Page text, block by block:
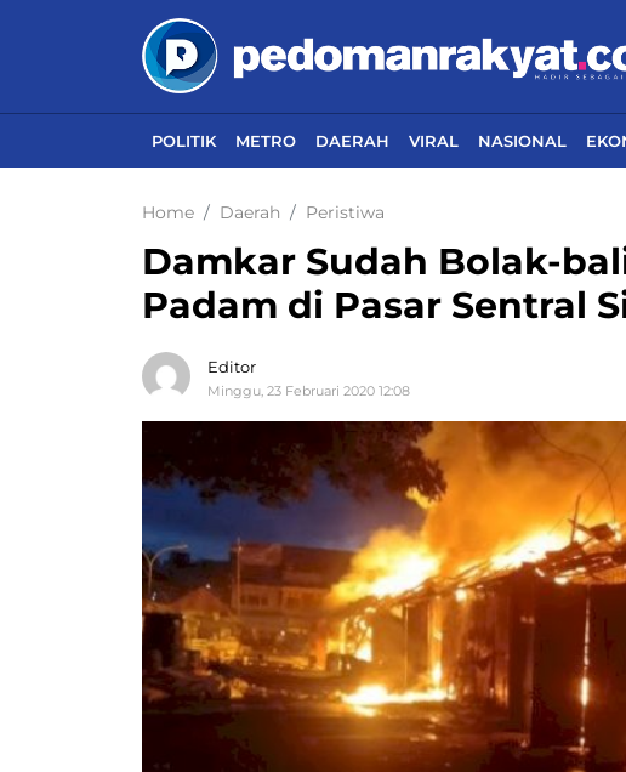
POLITIK METRO DAERAH VIRAL NASIONAL
Home Daerah Peristiwa
Damkar Sudah Bolak-
Padam di Pasar Sentral
Editor
Minggu, 23 Februari 2020 12:08